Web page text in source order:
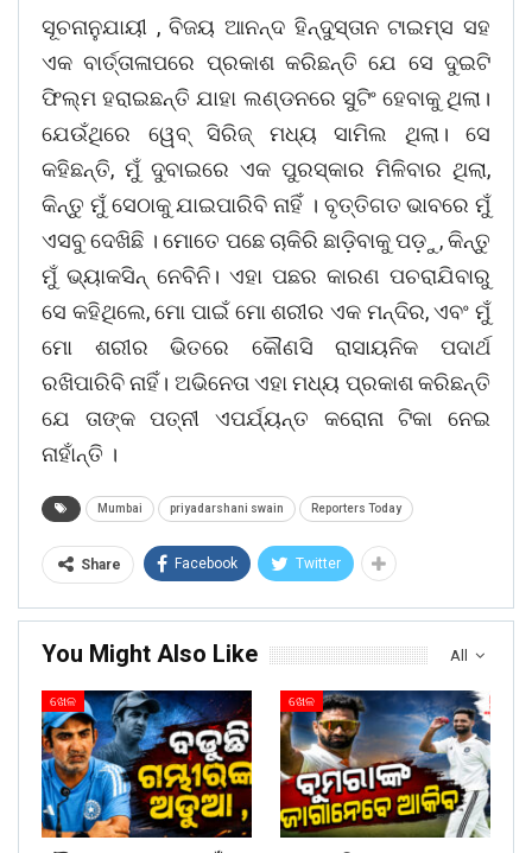
ସୂଚନାନୁଯାୟୀ , ବିଜୟ ଆନନ୍ଦ ହିନ୍ଦୁସ୍ତାନ ଟାଇମ୍ସ ସହ
ଏକ ବାର୍ତ୍ତାଳାପରେ ପ୍ରକାଶ କରିଛନ୍ତି ଯେ ସେ ଦୁଇଟି
ଫିଲ୍ମ ହରାଇଛନ୍ତି ଯାହା ଲଣ୍ଡନରେ ସୁଟିଂ ହେବାକୁ ଥିଲା।
ଯେଉଁଥିରେ ୱେବ୍ ସିରିଜ୍ ମଧ୍ୟ ସାମିଲ ଥିଲା। ସେ
କହିଛନ୍ତି, ମୁଁ ଦୁବାଇରେ ଏକ ପୁରସ୍କାର ମିଳିବାର ଥିଲା,
କିନ୍ତୁ ମୁଁ ସେଠାକୁ ଯାଇପାରିବି ନାହିଁ । ବୃତ୍ତିଗତ ଭାବରେ ମୁଁ
ଏସବୁ ଦେଖିଛି । ମୋତେ ପଛେ ଚାକିରି ଛାଡ଼ିବାକୁ ପଡ଼ୁ, କିନ୍ତୁ
ମୁଁ ଭ୍ୟାକସିନ୍‌ ନେବିନି। ଏହା ପଛର କାରଣ ପଚରାଯିବାରୁ
ସେ କହିଥିଲେ, ମୋ ପାଇଁ ମୋ ଶରୀର ଏକ ମନ୍ଦିର, ଏବଂ ମୁଁ
ମୋ ଶରୀର ଭିତରେ କୌଣସି ରାସାୟନିକ ପଦାର୍ଥ
ରଖିପାରିବି ନାହିଁ। ଅଭିନେତା ଏହା ମଧ୍ୟ ପ୍ରକାଶ କରିଛନ୍ତି
ଯେ ତାଙ୍କ ପତ୍ନୀ ଏପର୍ଯ୍ୟନ୍ତ କରୋନା ଟିକା ନେଇ
ନାହାଁନ୍ତି ।
Mumbai priyadarshani swain Reporters Today
Share Facebook Twitter
All
You Might Also Like
ଖେଳ ଖେଳ